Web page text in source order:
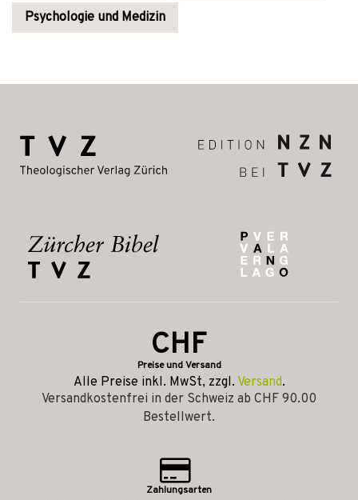
Psychologie und Medizin
CHF
Preise und Versand
Alle Preise inkl. MwSt, zzgl. Versand.
Versandkostenfrei in der Schweiz ab CHF 90.00
Bestellwert.
Zahlungsarten